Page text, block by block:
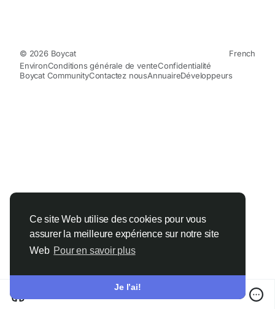
Ce site Web utilise des cookies pour vous
assurer la meilleure expérience sur notre site
Web Pour en savoir plus
Je l’ai!
© 2026 Boycat
French
EnvironConditions générale de venteConfidentialité
Boycat CommunityContactez nousAnnuaireDéveloppeurs